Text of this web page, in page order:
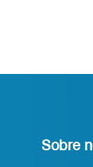
Sobre